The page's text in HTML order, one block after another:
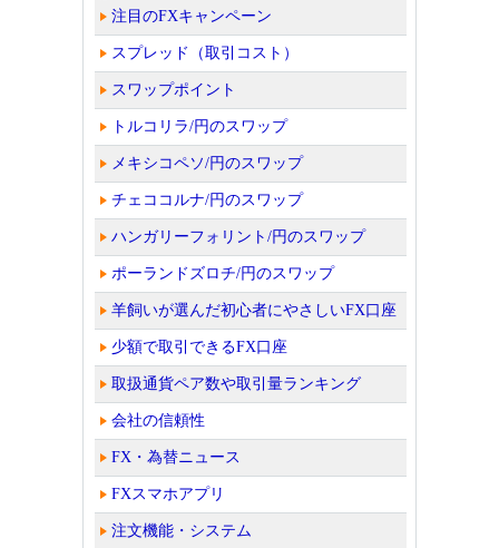
注目のFXキャンペーン
スプレッド（取引コスト）
スワップポイント
トルコリラ/円のスワップ
メキシコペソ/円のスワップ
チェココルナ/円のスワップ
ハンガリーフォリント/円のスワップ
ポーランドズロチ/円のスワップ
羊飼いが選んだ初心者にやさしいFX口座
少額で取引できるFX口座
取扱通貨ペア数や取引量ランキング
会社の信頼性
FX・為替ニュース
FXスマホアプリ
注文機能・システム